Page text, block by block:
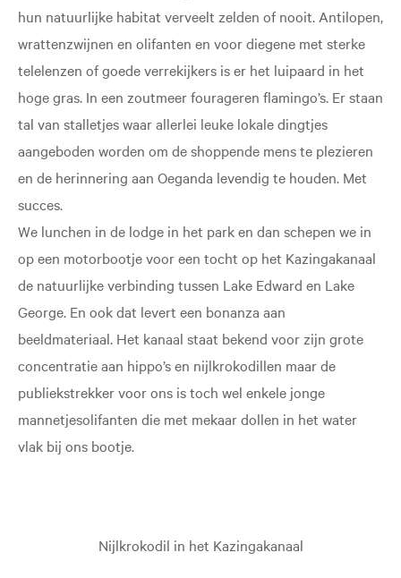
hun natuurlijke habitat verveelt zelden of nooit. Antilopen,
wrattenzwijnen en olifanten en voor diegene met sterke
telelenzen of goede verrekijkers is er het luipaard in het
hoge gras. In een zoutmeer fourageren flamingo’s. Er staan
tal van stalletjes waar allerlei leuke lokale dingtjes
aangeboden worden om de shoppende mens te plezieren
en de herinnering aan Oeganda levendig te houden. Met
succes.
We lunchen in de lodge in het park en dan schepen we in
op een motorbootje voor een tocht op het Kazingakanaal
de natuurlijke verbinding tussen Lake Edward en Lake
George. En ook dat levert een bonanza aan
beeldmateriaal. Het kanaal staat bekend voor zijn grote
concentratie aan hippo’s en nijlkrokodillen maar de
publiekstrekker voor ons is toch wel enkele jonge
mannetjesolifanten die met mekaar dollen in het water
vlak bij ons bootje.
Nijlkrokodil in het Kazingakanaal